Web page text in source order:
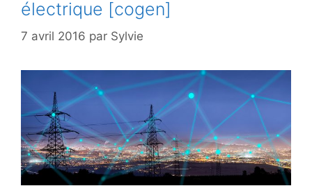
électrique [cogen]
7 avril 2016 par Sylvie